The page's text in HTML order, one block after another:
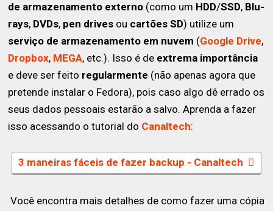
de armazenamento externo (como um HDD/SSD, Blu-
rays, DVDs, pen drives ou cartões SD) utilize um
serviço de armazenamento em nuvem (Google Drive,
Dropbox, MEGA, etc.). Isso é de extrema importância
e deve ser feito regularmente (não apenas agora que
pretende instalar o Fedora), pois caso algo dê errado os
seus dados pessoais estarão a salvo. Aprenda a fazer
isso acessando o tutorial do Canaltech:
3 maneiras fáceis de fazer backup - Canaltech
Você encontra mais detalhes de como fazer uma cópia